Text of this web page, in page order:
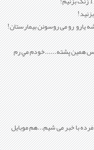
يارو رو می روسونن بيمارستان!
همين پشته......خودم مي رم
با خبر می شيم...هم موبايل